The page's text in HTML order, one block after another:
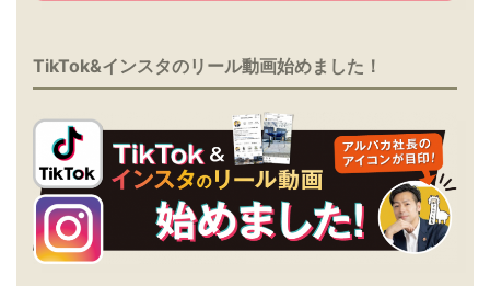
TikTok&インスタのリール動画始めました！